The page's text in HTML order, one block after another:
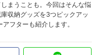
まうことも。今回はそんな悩
収納グッズを3つピックアッ
フターも紹介します。